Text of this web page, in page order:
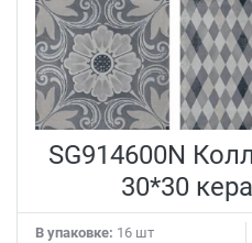
SG914600N
30*30
В упаковке: 16 шт